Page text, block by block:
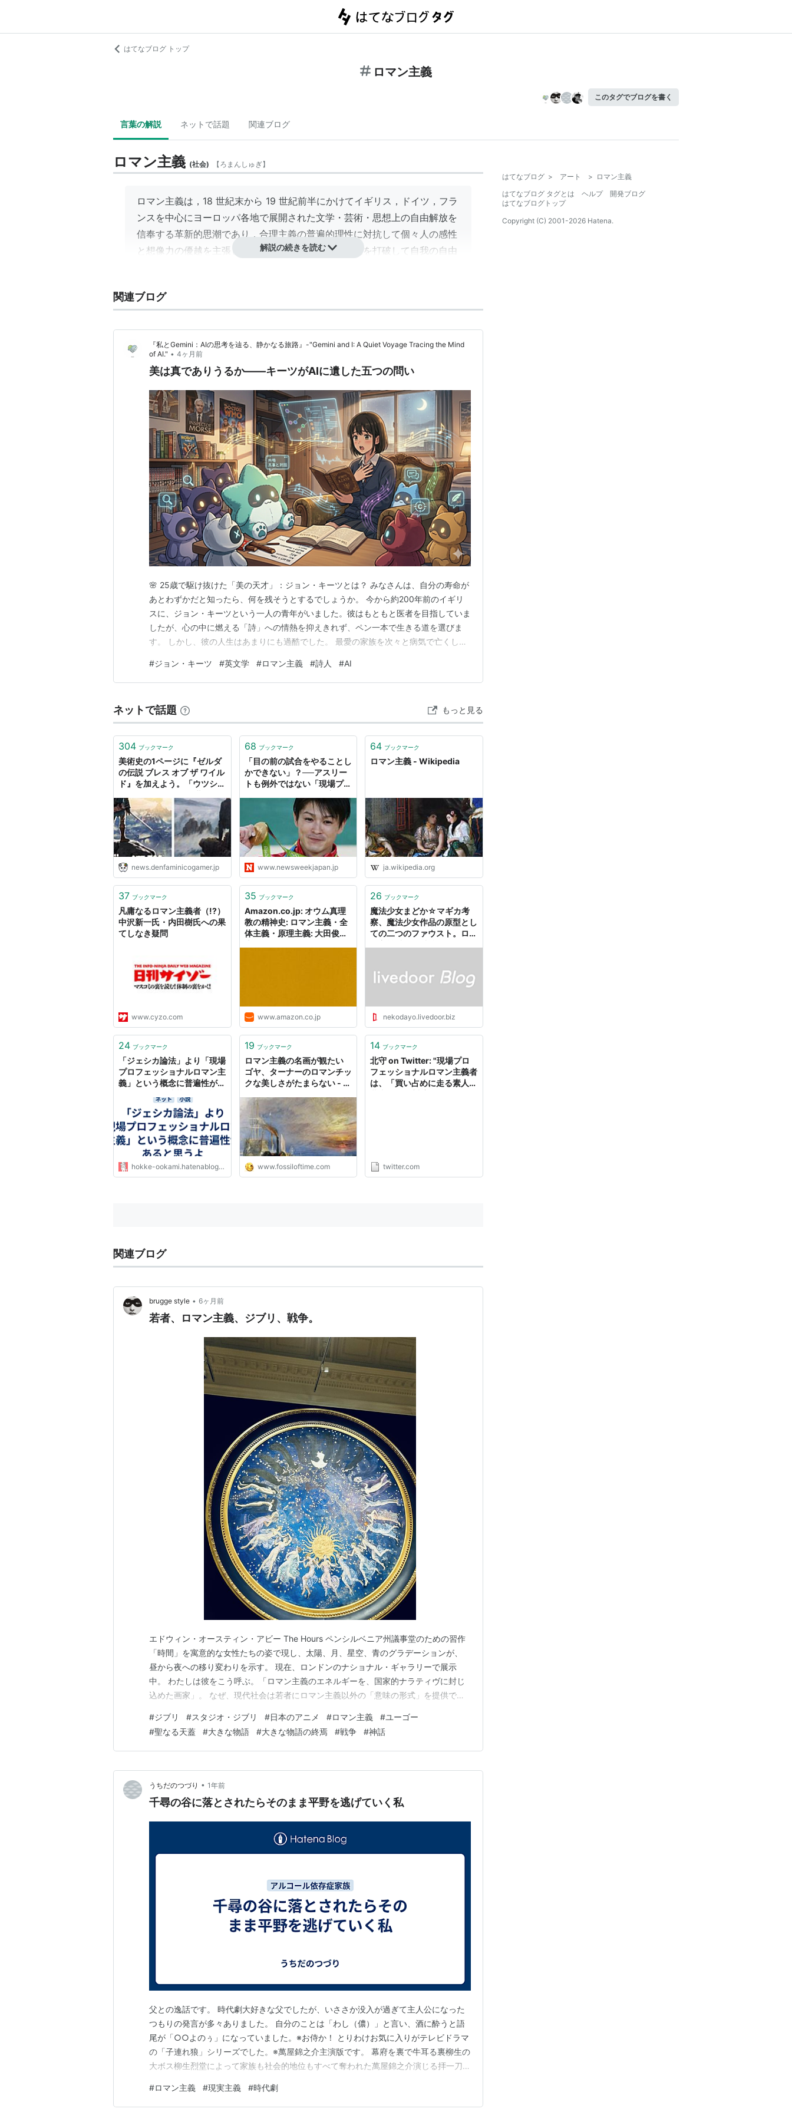
はてなブログ トップ
ロマン主義
このタグでブログを書く
言葉の解説 ネットで話題 関連ブログ
ロマン主義 (社会) 【ろまんしゅぎ】
ロマン主義は，18 世紀末から 19 世紀前半にかけてイギリス，ドイツ，フラ
ンスを中心にヨーロッパ各地で展開された文学・芸術・思想上の自由解放を
信奉する革新的思潮であり，合理主義の普遍的理性に対抗して個々人の感性
と想像力の優越を主張し，古典主義の表現形式の規制を打破して自我の自由
不合理なもの，神秘的なものへの憧憬，等々を主題とし，鋭敏な感受性の主
た。このような傾向の文学作品は，近代以前にも，中国，日本，イスラム世
界，インドなど，長い芸術的伝統をもつ世界の諸地域の文学史にしばしば現
れるが，ここでは歴史的な文芸思潮としてのヨーロッパのロマン主義に限定
ランス大革命をへて近代市民社会へと変貌する激動期のヨーロッパ社会の思
想表現であったが，各国における社会的・文化的状況の差によって異なった
様相を呈した。
「ネットで百科」より
概括的にいうと
理性によって整合的に捉えられない、不合理なものを、それゆえに価値あるものとみな
す傾向を多くの場合指す。主な対立軸は人工と自然、客観と主観、合理と不合理、普遍
と特殊で、後者に価値付けがある。
形式的で人工的、整合的で合理的で後天的なものは、本来の、生命的で、主観的で、自
然で、不合理で、歴史的、共同体特殊的な、ある神秘的ななにものかを拘束する悪しき
桎梏であり、そうした生命的で不合理で美的なものを、解放すべきだという立場。
理性などの外的な媒介をとおさずに他者と想像的になにかすばらしいものを共有するこ
とができると信じ、（たとえば「愛」「民族」）、その経験に価値を置く。
＃美術上のロマン主義とキーワード的に合併したほうがいいかどうか、迷うところ。
参考: ベートーヴェン
ロマン主義 ろまんしゅぎ】
解説の続きを読む
関連ブログ
『私とGemini：AIの思考を辿る、静かなる旅路』-"Gemini and I: A Quiet Voyage Tracing the Mind
of AI." • 4ヶ月前
美は真でありうるか――キーツがAIに遺した五つの問い
🌸 25歳で駆け抜けた「美の天才」：ジョン・キーツとは？ みなさんは、自分の寿命が
あとわずかだと知ったら、何を残そうとするでしょうか。 今から約200年前のイギリ
スに、ジョン・キーツという一人の青年がいました。彼はもともと医者を目指していま
したが、心の中に燃える「詩」への情熱を抑えきれず、ペン一本で生きる道を選びま
す。 しかし、彼の人生はあまりにも過酷でした。 最愛の家族を次々と病気で亡くし、
ゆえに結婚することさえ叶いませんでした。 そんな絶望の淵に立たされながら、彼は
わずか数年の間に、人類の宝物と呼ばれるような美し…
#ジョン・キーツ #英文学 #ロマン主義 #詩人 #AI
ネットで話題 もっと見る
304 ブックマーク
美術史の1ページに『ゼルダ
の伝説 ブレス オブ ザ ワイル
ド』を加えよう。「ウツシ
存在した！？ ゲーム画面か
らあふれでるロマン主義
の“崇高”
news.denfaminicogamer.jp
68 ブックマーク
「目の前の試合をやることし
かできない」？──アスリー
トも例外ではない「現場プロ
の罪 | ニューズウィーク日本
版 オフィシャルサイト
www.newsweekjapan.jp
64 ブックマーク
ロマン主義 - Wikipedia
ja.wikipedia.org
37 ブックマーク
凡庸なるロマン主義者（!?）
中沢新一氏・内田樹氏への果
てしなき疑問
www.cyzo.com
35 ブックマーク
Amazon.co.jp: オウム真理
教の精神史: ロマン主義・全
体主義・原理主義: 大田俊寛:
www.amazon.co.jp
26 ブックマーク
魔法少女まどか☆マギカ考
察、魔法少女作品の原型とし
ての二つのファウスト。ロマ
nekodayo.livedoor.biz
24 ブックマーク
「ジェシカ論法」より「現場
プロフェッショナルロマン主
義」という概念に普遍性があ
hokke-ookami.hatenablog.com
19 ブックマーク
ロマン主義の名画が観たい
ゴヤ、ターナーのロマンチッ
クな美しさがたまらない - 時
www.fossiloftime.com
14 ブックマーク
北守 on Twitter: "現場プロ
フェッショナルロマン主義者
は、「買い占めに走る素人消
twitter.com
関連ブログ
brugge style • 6ヶ月前
若者、ロマン主義、ジブリ、戦争。
エドウィン・オースティン・アビー The Hours ペンシルベニア州議事堂のための習作
「時間」を寓意的な女性たちの姿で現し、太陽、月、星空、青のグラデーションが、
昼から夜への移り変わりを示す。 現在、ロンドンのナショナル・ギャラリーで展示
中。 わたしは彼をこう呼ぶ。「ロマン主義のエネルギーを、国家的ナラティヴに封じ
込めた画家」。 なぜ、現代社会は若者にロマン主義以外の「意味の形式」を提供でき
題があったのでまとめようと思う。 ロンドンで活躍している友達が言った。「世界中
で、宗教や国籍関係なく、日本のアニメや漫画、…
#ジブリ #スタジオ・ジブリ #日本のアニメ #ロマン主義 #ユーゴー
#聖なる天蓋 #大きな物語 #大きな物語の終焉 #戦争 #神話
うちだのつづり • 1年前
千尋の谷に落とされたらそのまま平野を逃げていく私
父との逸話です。 時代劇大好きな父でしたが、いささか没入が過ぎて主人公になった
つもりの発言が多々ありました。 自分のことは「わし（儂）」と言い、酒に酔うと語
尾が「○○よのぅ」になっていました。※お侍か！ とりわけお気に入りがテレビドラマ
の「子連れ狼」シリーズでした。※萬屋錦之介主演版です。 幕府を裏で牛耳る裏柳生の
大ボス柳生烈堂によって家族も社会的地位もすべて奪われた萬屋錦之介演じる拝一刀
往く手には次から次に裏柳生の手練れの刺客が待ち受けています。毎日毎夜毎瞬毎瞬が
命がけの旅路です。 それゆえ、拝一刀はとても厳しく…
#ロマン主義 #現実主義 #時代劇
はてなブログ > アート > ロマン主義
はてなブログ タグとは
ヘルプ
開発ブログ
はてなブログトップ
Copyright (C) 2001-2026 Hatena.